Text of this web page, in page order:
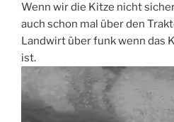
Wenn wir die Kitze nicht
auch schon mal über den
Landwirt über funk wenn das
ist.